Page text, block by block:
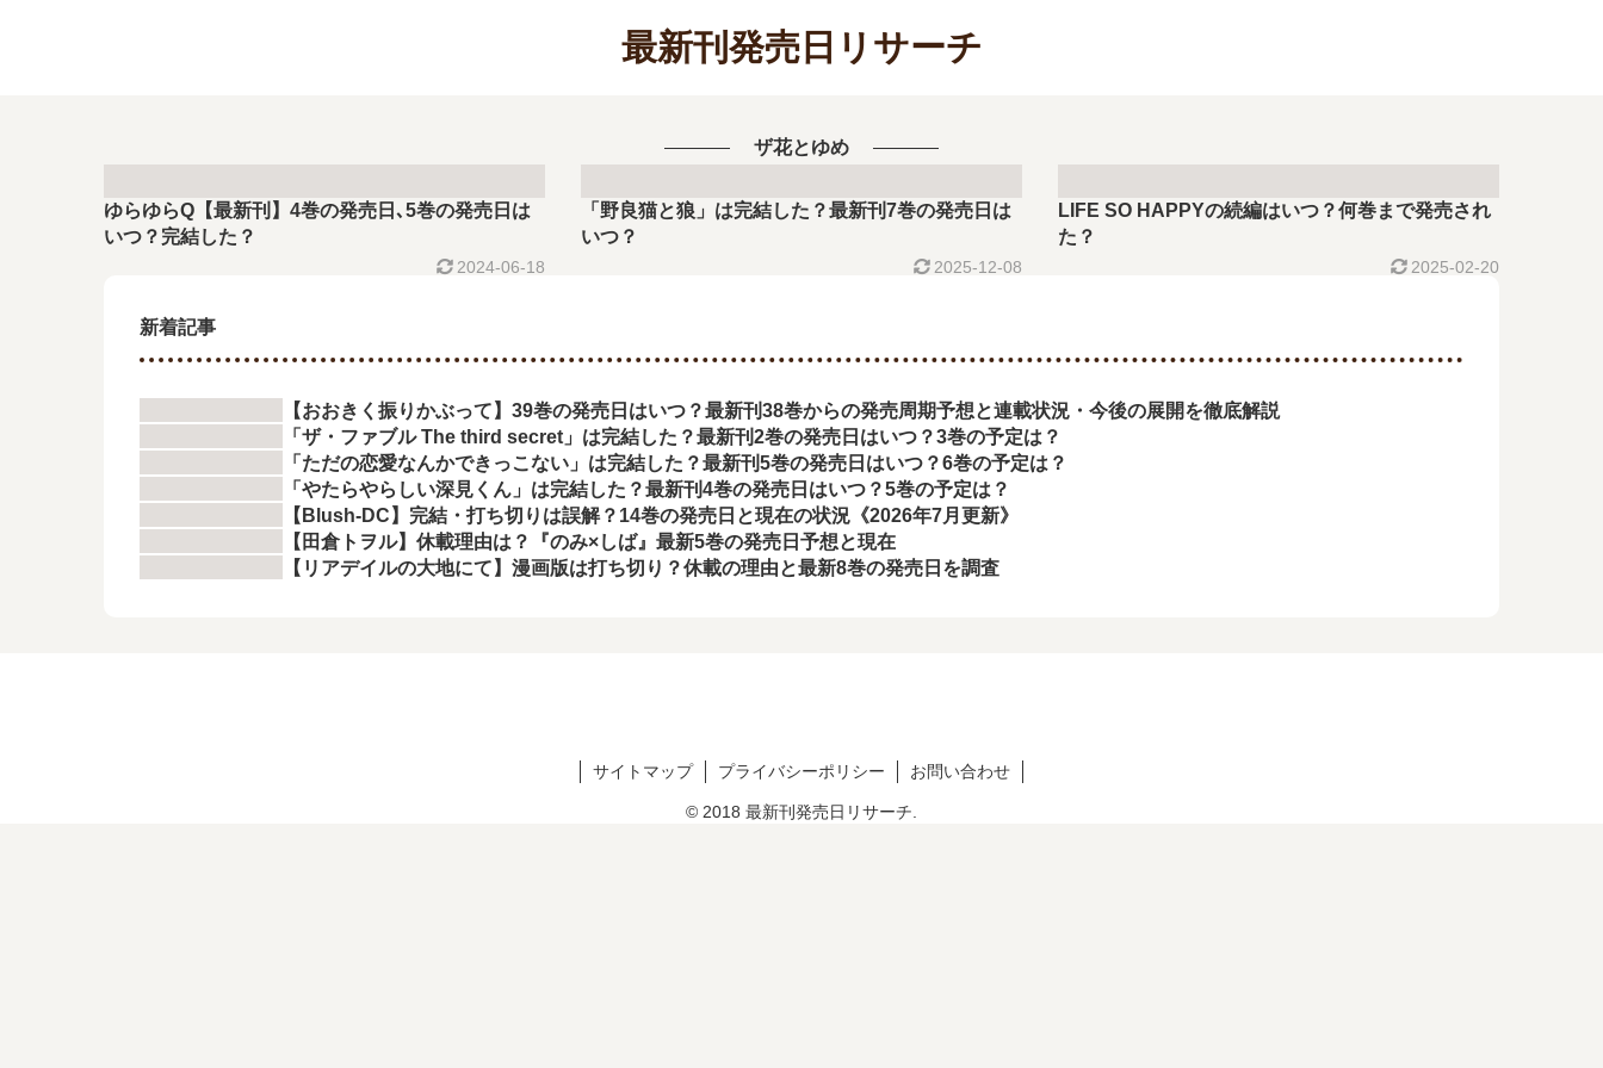
最新刊発売日リサーチ
ザ花とゆめ
ゆらゆらQ【最新刊】4巻の発売日､5巻の発売日は
いつ？完結した？
2024-06-18
「野良猫と狼」は完結した？最新刊7巻の発売日は
いつ？
2025-12-08
LIFE SO HAPPYの続編はいつ？何巻まで発売され
た？
2025-02-20
新着記事
【おおきく振りかぶって】39巻の発売日はいつ？最新刊38巻からの発売周期予想と連載状況・今後の展開を徹底解説
「ザ・ファブル The third secret」は完結した？最新刊2巻の発売日はいつ？3巻の予定は？
「ただの恋愛なんかできっこない」は完結した？最新刊5巻の発売日はいつ？6巻の予定は？
「やたらやらしい深見くん」は完結した？最新刊4巻の発売日はいつ？5巻の予定は？
【Blush-DC】完結・打ち切りは誤解？14巻の発売日と現在の状況《2026年7月更新》
【田倉トヲル】休載理由は？『のみ×しば』最新5巻の発売日予想と現在
【リアデイルの大地にて】漫画版は打ち切り？休載の理由と最新8巻の発売日を調査
サイトマップ プライバシーポリシー お問い合わせ
© 2018 最新刊発売日リサーチ.